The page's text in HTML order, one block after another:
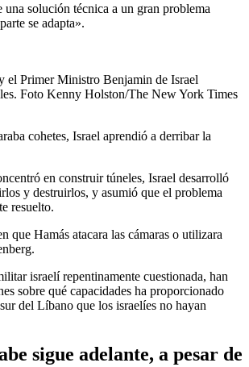
una solución técnica a un gran problema
se adapta».
el Primer Ministro Benjamin de Israel
Foto Kenny Holston/The New York Times
cohetes, Israel aprendió a derribar la
en construir túneles, Israel desarrolló
y destruirlos, y asumió que el problema
resuelto.
que Hamás atacara las cámaras o utilizara
israelí repentinamente cuestionada, han
sobre qué capacidades ha proporcionado
del Líbano que los israelíes no hayan
sigue adelante, a pesar de